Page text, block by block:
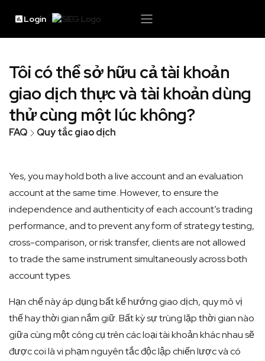
Login
Tôi có thể sở hữu cả tài khoản
giao dịch thực và tài khoản dùng
thử cùng một lúc không?
FAQ Quy tắc giao dịch
Yes, you may hold both a live account and an evaluation
account at the same time. However, to ensure the
independence and authenticity of each account’s trading
performance, and to prevent any form of strategy testing,
cross-comparison, or risk transfer, clients are not allowed
to trade the same instrument simultaneously across both
account types.
Hạn chế này áp dụng bất kể hướng giao dịch, quy mô vị
thế hay thời gian nắm giữ. Bất kỳ sự trùng lặp thời gian nào
giữa cùng một công cụ trên các loại tài khoản khác nhau sẽ
được coi là vi phạm nguyên tắc độc lập chiến lược và có